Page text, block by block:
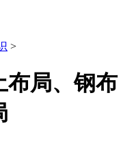
>
布局、钢布